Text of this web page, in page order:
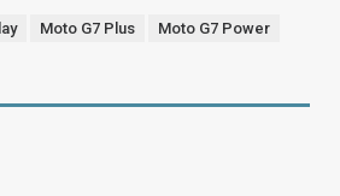
Moto G7 Plus
Moto G7 Power